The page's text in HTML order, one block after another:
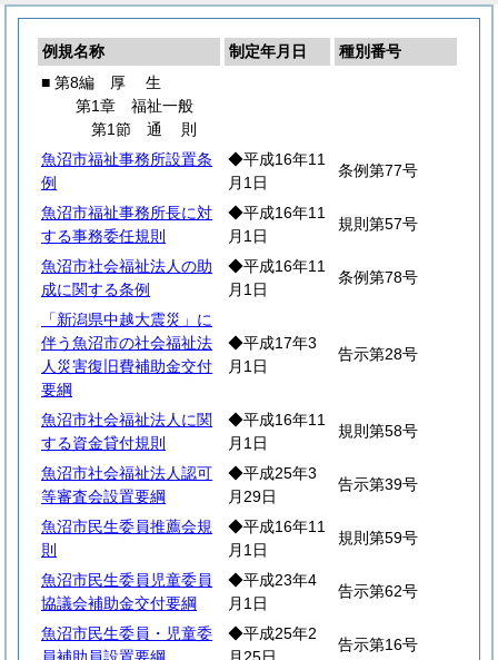
例規名称 制定年月日
種別番号
■ 第8編 厚 生
第1章 福祉一般
第1節 通 則
魚沼市福祉事務所設置条
例
◆平成16年11
月1日
条例第77号
魚沼市福祉事務所長に対
する事務委任規則
◆平成16年11
月1日
規則第57号
魚沼市社会福祉法人の助
成に関する条例
◆平成16年11
月1日
条例第78号
「新潟県中越大震災」に
伴う魚沼市の社会福祉法
人災害復旧費補助金交付
要綱
◆平成17年3
月1日
告示第28号
魚沼市社会福祉法人に関
する資金貸付規則
◆平成16年11
月1日
規則第58号
魚沼市社会福祉法人認可
等審査会設置要綱
◆平成25年3
月29日
告示第39号
魚沼市民生委員推薦会規
則
◆平成16年11
月1日
規則第59号
魚沼市民生委員児童委員
協議会補助金交付要綱
◆平成23年4
月1日
告示第62号
魚沼市民生委員・児童委
◆平成25年2
告示第16号